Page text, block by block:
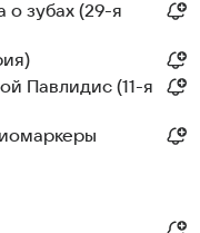
о зубах (29-я
Павлидис (11-я